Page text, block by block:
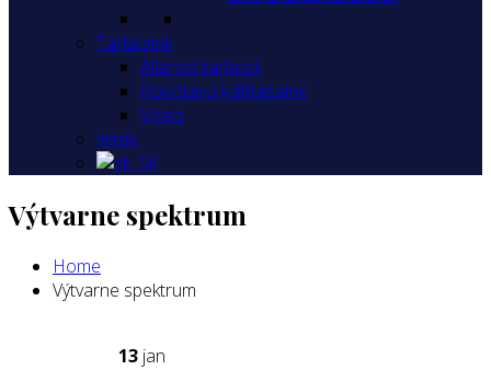
Tárlataink
Állandó tárlatok
Rövidtávú kiállításaink
Video
Hírek
Výtvarne spektrum
Home
Výtvarne spektrum
13 jan